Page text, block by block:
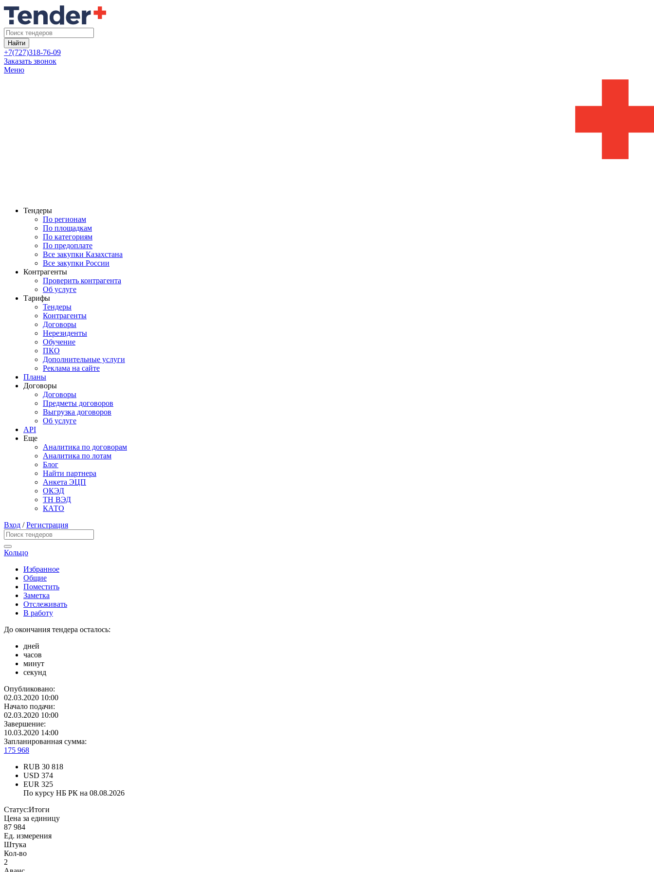
Найти
+7(727)318-76-09
Заказать звонок
Меню
Тендеры
По регионам
По площадкам
По категориям
По предоплате
Все закупки Казахстана
Все закупки России
Контрагенты
Проверить контрагента
Об услуге
Тарифы
Тендеры
Контрагенты
Договоры
Нерезиденты
Обучение
ПКО
Дополнительные услуги
Реклама на сайте
Планы
Договоры
Договоры
Предметы договоров
Выгрузка договоров
Об услуге
API
Еще
Аналитика по договорам
Аналитика по лотам
Блог
Найти партнера
Анкета ЭЦП
ОКЭД
ТН ВЭД
КАТО
Вход /Регистрация
Кольцо
Избранное
Общие
Поместить
Заметка
Отслеживать
В работу
До окончания тендера осталось:
дней
часов
минут
секунд
Опубликовано:
02.03.2020 10:00
Начало подачи:
02.03.2020 10:00
Завершение:
10.03.2020 14:00
Запланированная сумма:
175 968
RUB 30 818
USD 374
EUR 325
По курсу НБ РК на 08.08.2026
Статус:Итоги
Цена за единицу
87 984
Ед. измерения
Штука
Кол-во
2